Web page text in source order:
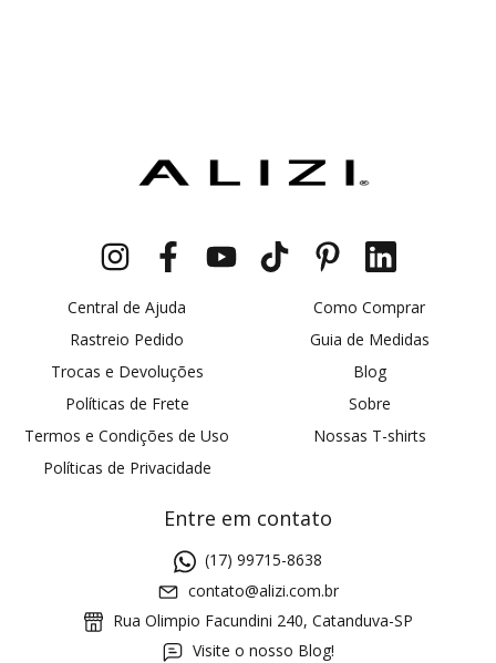
Central de Ajuda
Rastreio Pedido
Trocas e Devoluções
Políticas de Frete
Termos e Condições de Uso
Políticas de Privacidade
Como Comprar
Guia de Medidas
Blog
Sobre
Nossas T-shirts
Entre em contato
(17) 99715-8638
contato@alizi.com.br
Rua Olimpio Facundini 240, Catanduva-SP
Visite o nosso Blog!